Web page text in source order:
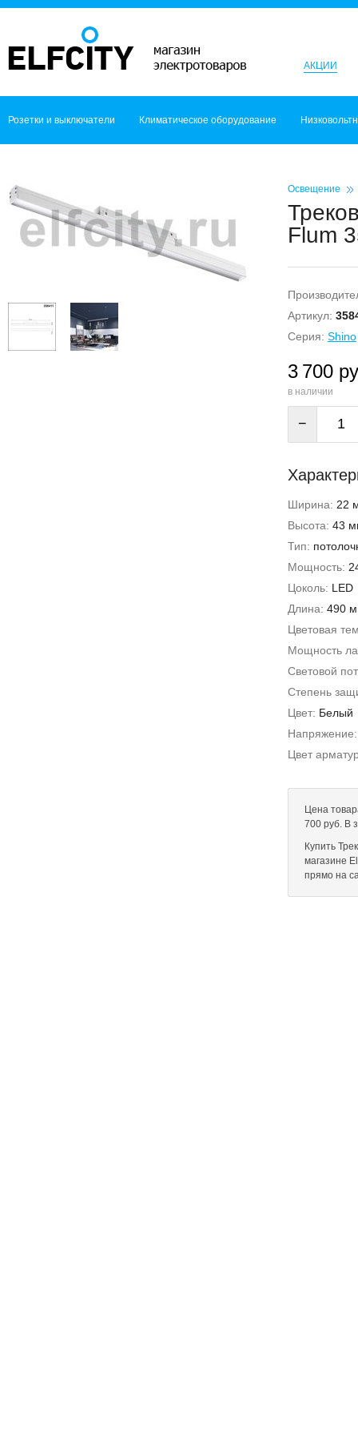
АКЦИИ
Розетки и выключатели Климатическое оборудование
Освещение
Flum
Артикул:
Серия: Shino
3 700
в наличии
−
Ширина: 22
Высота: 43
Тип:
Мощность:
Цоколь: LED
Длина: 490
Цветовая
Мощность
Световой
Степень
Цвет: Белый
Цвет
Цена
700 руб. В
Купить
магазине
прямо на